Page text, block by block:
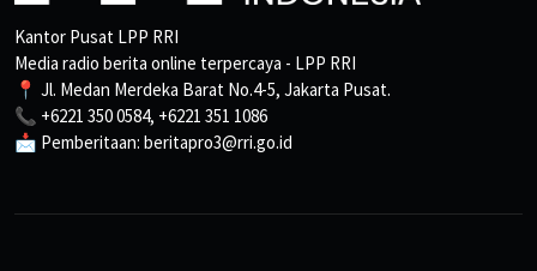
Kantor Pusat LPP RRI
Media radio berita online terpercaya - LPP RRI
📍 Jl. Medan Merdeka Barat No.4-5, Jakarta Pusat.
📞 +6221 350 0584, +6221 351 1086
📩 Pemberitaan: beritapro3@rri.go.id